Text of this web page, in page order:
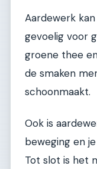
Aardewerk
gevoelig voor
groene thee
de smaken
schoonmaakt.
Ook is
beweging en
Tot slot is het